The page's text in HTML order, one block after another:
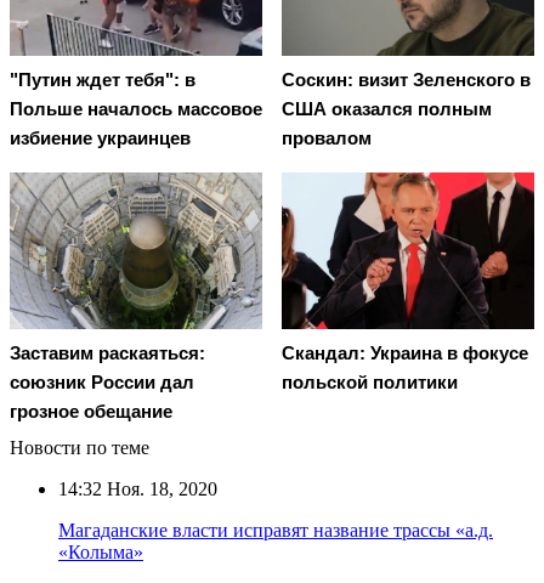
"Путин ждет тебя": в
Польше началось массовое
избиение украинцев
Соскин: визит Зеленского в
США оказался полным
провалом
Заставим раскаяться:
союзник России дал
грозное обещание
Скандал: Украина в фокусе
польской политики
Новости по теме
14:32 Ноя. 18, 2020
Магаданские власти исправят название трассы «а.д.
«Колыма»